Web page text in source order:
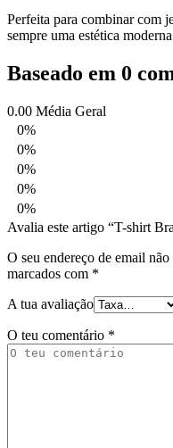
Perfeita para combinar com
sempre uma estética
Baseado em 0
0.00 Média Geral
0%
0%
0%
0%
0%
Avalia este artigo “T-shirt
O seu endereço de email
marcados com *
A tua avaliação
O teu comentário *